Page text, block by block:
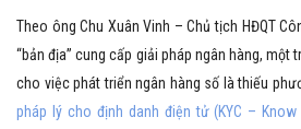
Theo ông Chu Xuân Vinh – Chủ tịch HĐQT
“bản địa” cung cấp giải pháp ngân hàng, một
cho việc phát triển ngân hàng số là thiếu
pháp lý cho định danh điện tử (KYC – Know